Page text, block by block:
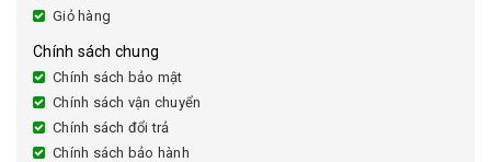
Giỏ hàng
Chính sách chung
Chính sách bảo mật
Chính sách vận chuyển
Chính sách đổi trả
Chính sách bảo hành